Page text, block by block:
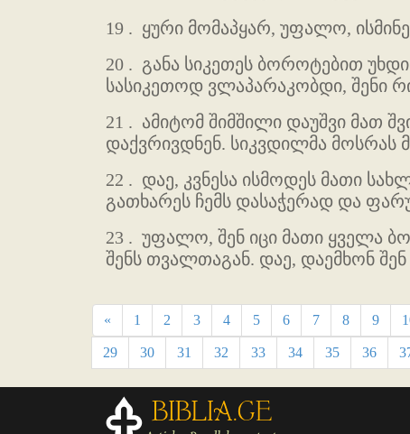
19 . ყური მომაპყარ, უფალო, ისმინე
20 . განა სიკეთეს ბოროტებით
სასიკეთოდ ვლაპარაკობდი, შენი
21 . ამიტომ შიმშილი დაუშვი მათ
დაქვრივდნენ. სიკვდილმა მოსრას
22 . დაე, კვნესა ისმოდეს მათი
გათხარეს ჩემს დასაჭერად და
23 . უფალო, შენ იცი მათი ყველა
შენს თვალთაგან. დაე, დაემხონ შენ
« 1 2 3 4 5 6 7 8 9
29 30 31 32 33 34 35 36